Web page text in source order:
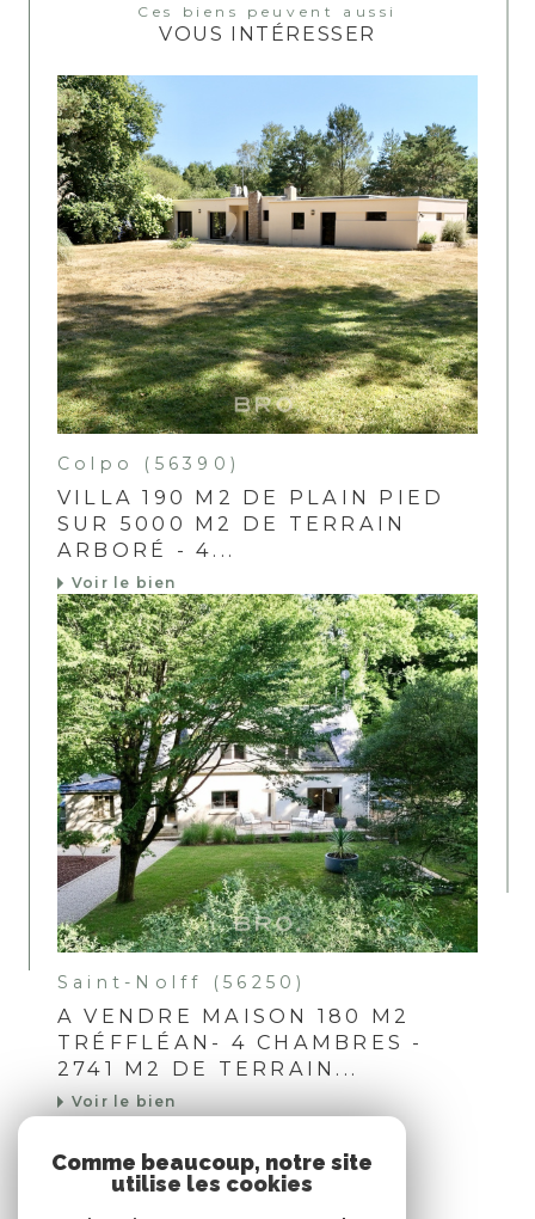
Ces biens peuvent aussi
VOUS INTÉRESSER
Colpo (56390)
VILLA 190 M2 DE PLAIN PIED
SUR 5000 M2 DE TERRAIN
ARBORÉ - 4...
Voir le bien
Saint-Nolff (56250)
A VENDRE MAISON 180 M2
TRÉFFLÉAN- 4 CHAMBRES -
2741 M2 DE TERRAIN...
Voir le bien
Nous suivre sur
Comme beaucoup, notre site
utilise les cookies